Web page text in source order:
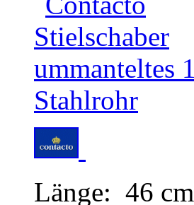
Länge: 46 cm